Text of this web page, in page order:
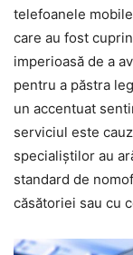
telefoanele
care au fost
imperioasă de a
pentru a păstra
un accentuat
serviciul este
specialiştilor au
standard de
căsătoriei sau cu